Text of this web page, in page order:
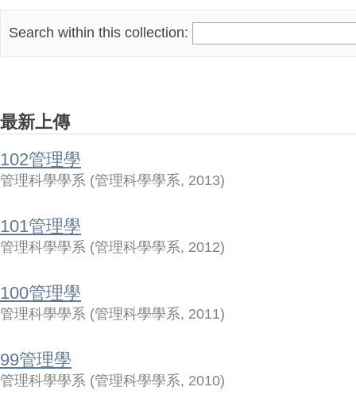
Search within this collection:
最新上傳
102管理學
管理科學學系 (管理科學學系, 2013)
101管理學
管理科學學系 (管理科學學系, 2012)
100管理學
管理科學學系 (管理科學學系, 2011)
99管理學
管理科學學系 (管理科學學系, 2010)